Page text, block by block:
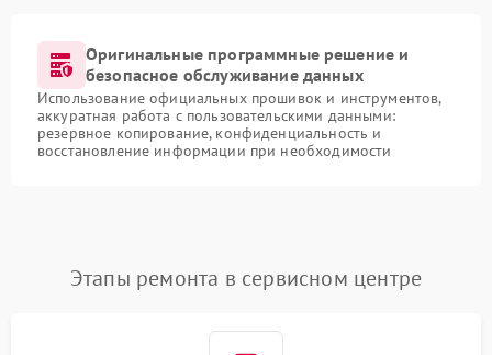
Оригинальные программные решение и
безопасное обслуживание данных
Использование официальных прошивок и инструментов,
аккуратная работа с пользовательскими данными:
резервное копирование, конфиденциальность и
восстановление информации при необходимости
Этапы ремонта в сервисном центре